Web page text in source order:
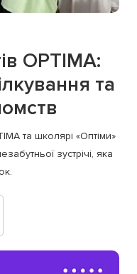
OPTIMA:
та
та школярі «Оптіми»
зустрічі, яка